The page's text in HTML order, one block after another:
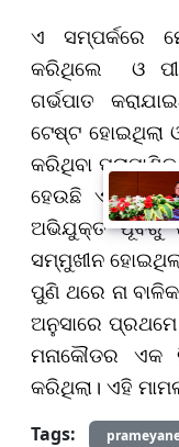
ଏ ସମ୍ପର୍କରେ
କରିଥିଲେ ଓ
ଗର୍ଭପାତ
ଟେଷ୍ଟ ହୋଇଥିଲା
କରିଥିବା
ହେଉଛି ଏହି
ଅଭିଯୁକ୍ତ ପୂର୍ବରୁ
ସମ୍ମୁଖୀନ
ପୁଣି ଥରେ ନା
ଅନୁସାରେ
ମନାକୌଡର ଏକ
କରିଥିଲା। ଏହି
Tags: